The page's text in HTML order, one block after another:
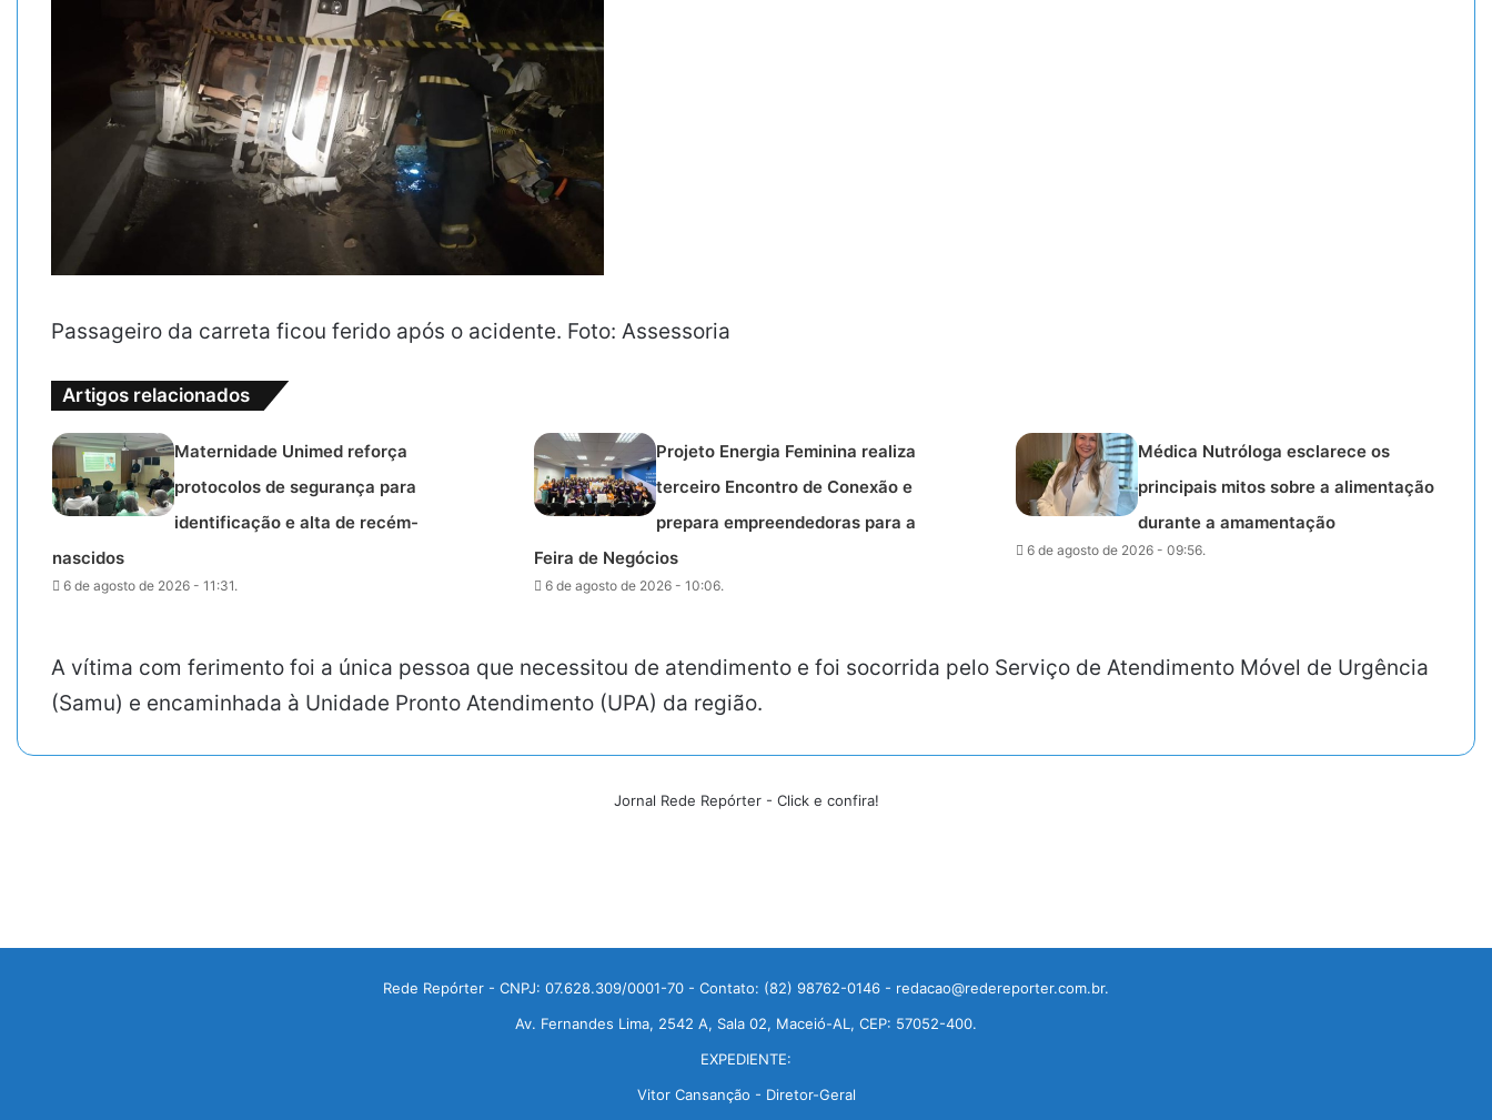
Passageiro da carreta ficou ferido após o acidente. Foto: Assessoria
Artigos relacionados
Maternidade Unimed reforça
protocolos de segurança para
identificação e alta de recém-
nascidos
6 de agosto de 2026 - 11:31.
Projeto Energia Feminina realiza
terceiro Encontro de Conexão e
prepara empreendedoras para a
Feira de Negócios
6 de agosto de 2026 - 10:06.
Médica Nutróloga esclarece os
principais mitos sobre a alimentação
durante a amamentação
6 de agosto de 2026 - 09:56.
A vítima com ferimento foi a única pessoa que necessitou de atendimento e foi socorrida pelo Serviço de Atendimento Móvel de Urgência
(Samu) e encaminhada à Unidade Pronto Atendimento (UPA) da região.
Jornal Rede Repórter - Click e confira!
Rede Repórter - CNPJ: 07.628.309/0001-70 - Contato: (82) 98762-0146 - redacao@redereporter.com.br.
Av. Fernandes Lima, 2542 A, Sala 02, Maceió-AL, CEP: 57052-400.
EXPEDIENTE:
Vitor Cansanção - Diretor-Geral